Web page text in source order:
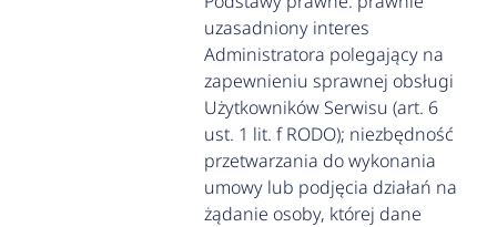
uzasadniony interes
Administratora polegający na
zapewnieniu sprawnej obsługi
Użytkowników Serwisu (art. 6
ust. 1 lit. f RODO); niezbędność
przetwarzania do wykonania
umowy lub podjęcia działań na
żądanie osoby, której dane